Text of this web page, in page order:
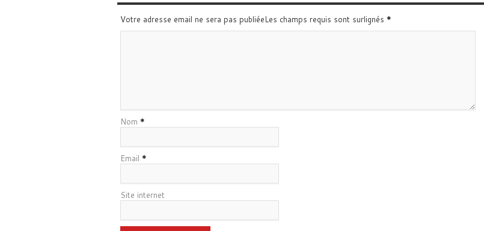
Votre adresse email ne sera pas publiéeLes champs requis sont surlignés *
Nom *
Email *
Site internet